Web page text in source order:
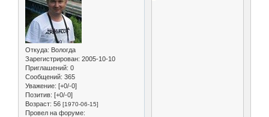
Откуда: Вологда
Зарегистрирован: 2005-10-10
Приглашений: 0
Сообщений: 365
Уважение: [+0/-0]
Позитив: [+0/-0]
Возраст: 56 [1970-06-15]
Провел на форуме: